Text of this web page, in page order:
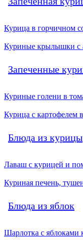
Курица в горчичном
Куриные крылышки с
Запеченные
Куриные голени в
Курица с картофелем
Блюда из курицы
Лаваш с курицей и
Куриная печень,
Блюда из яблок
Шарлотка с яблоками